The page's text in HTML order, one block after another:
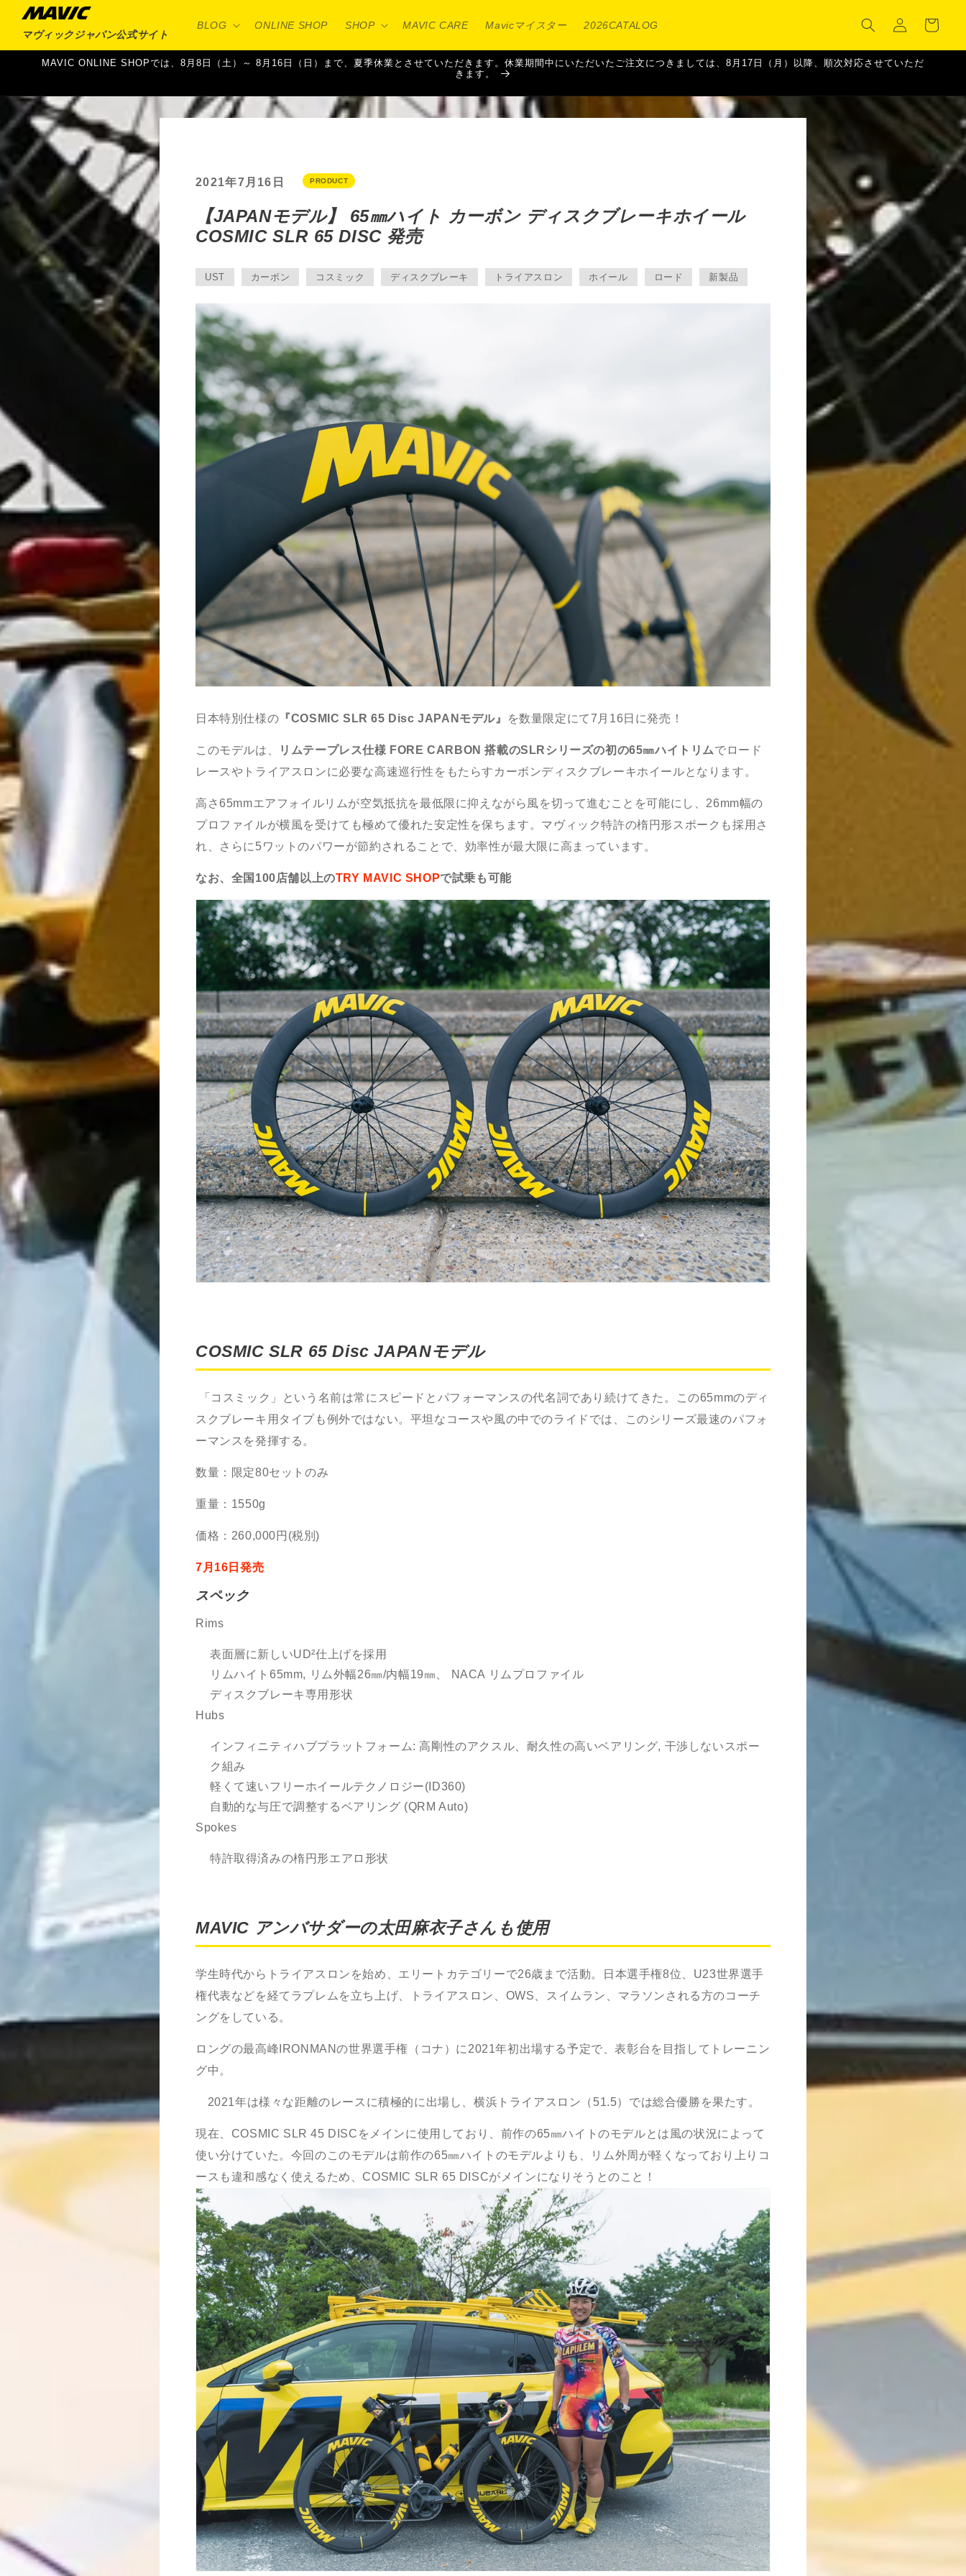
ンツに
進む
マヴィックジャパン公式サイト
BLOG ONLINE SHOP SHOP MAVIC CARE Mavicマイスター 2026CATALOG
イ
ン
ー
MAVIC ONLINE SHOPでは、8月8日（土）～ 8月16日（日）まで、夏季休業とさせていただきます。休業期間中にいただいたご注文につきましては、8月17日（月）以降、順次対応させていただ
きます。
2021年7月16日 PRODUCT
【JAPANモデル】 65㎜ハイト カーボン ディスクブレーキホイール
COSMIC SLR 65 DISC 発売
UST カーボン コスミック ディスクブレーキ トライアスロン ホイール ロード 新製品
日本特別仕様の 『COSMIC SLR 65 Disc JAPAN モデル』 を数量限定にて7 月16日に発売！
このモデルは、 リムテープレス仕様 FORE CARBON搭載のSLR シリーズの初の65㎜ハイトリムでロード
レースやトライアスロンに必要な高速巡行性をもたらすカーボンディスクブレーキホイールとなります。
高さ65mmエアフォイルリムが空気抵抗を最低限に抑えながら風を切って進むことを可能にし、 26mm幅の
プロファイルが横風を受けても極めて優れた安定性を保ちます。マヴィック特許の楕円形スポークも採用さ
れ、さらに 5ワットのパワーが節約されることで、効率性が最大限に高まっています。
なお、全国 100店舗以上のTRY MAVIC SHOPで試乗も可能
COSMIC SLR 65 Disc JAPANモデル
「コスミック」という名前は常にスピードとパフォーマンスの代名詞であり続けてきた。この65mmのディ
スクブレーキ用タイプも例外ではない。平坦なコースや風の中でのライドでは、このシリーズ最速のパフォ
ーマンスを発揮する。
数量：限定80セットのみ
重量： 1550g
価格： 260,000 円 (税別)
7 月 16 日発売
スペック
Rims
表面層に新しいUD²仕上げを採用
リムハイト 65mm, リム外幅26㎜/内幅19㎜、 NACA リムプロファイル
ディスクブレーキ専用形状
Hubs
インフィニティハブプラットフォーム: 高剛性のアクスル、耐久性の高いベアリング, 干渉しないスポー
ク組み
軽くて速いフリーホイールテクノロジー(ID360)
自動的な与圧で調整するベアリング (QRM Auto)
Spokes
特許取得済みの楕円形エアロ形状
MAVIC アンバサダーの太田麻衣子さんも使用
学生時代からトライアスロンを始め、エリートカテゴリーで26歳まで活動。日本選手権8位、U23世界選手
権代表などを経てラプレムを立ち上げ、トライアスロン、OWS、スイムラン、マラソンされる方のコーチ
ングをしている。
ロングの最高峰IRONMANの世界選手権（コナ）に2021年初出場する予定で、表彰台を目指してトレーニン
グ中。
2021年は様々な距離のレースに積極的に出場し、横浜トライアスロン（51.5）では総合優勝を果たす。
現在、 COSMIC SLR 45 DISC をメインに使用しており、前作の65㎜ハイトのモデルとは風の状況によって
使い分けていた。今回のこのモデルは前作の65㎜ハイトのモデルよりも、リム外周が軽くなっており上りコ
ースも違和感なく使えるため、COSMIC SLR 65 DISCがメインになりそうとのこと！